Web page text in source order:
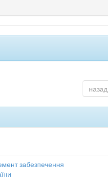
назад
забезпечення